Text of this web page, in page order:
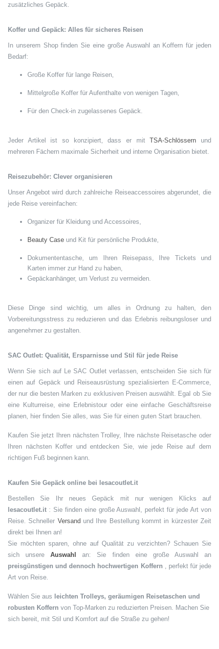
zusätzliches Gepäck.
Koffer und Gepäck: Alles für sicheres Reisen
In unserem Shop finden Sie eine große Auswahl an Koffern für jeden
Bedarf:
Große Koffer für lange Reisen,
Mittelgroße Koffer für Aufenthalte von wenigen Tagen,
Für den Check-in zugelassenes Gepäck.
Jeder Artikel ist so konzipiert, dass er mitTSA-Schlössern und
mehreren Fächern maximale Sicherheit und interne Organisation bietet.
Reisezubehör: Clever organisieren
Unser Angebot wird durch zahlreiche Reiseaccessoires abgerundet, die
jede Reise vereinfachen:
Organizer für Kleidung und Accessoires,
Beauty Case und Kit für persönliche Produkte,
Dokumententasche, um Ihren Reisepass, Ihre Tickets und
Karten immer zur Hand zu haben,
Gepäckanhänger, um Verlust zu vermeiden.
Diese Dinge sind wichtig, um alles in Ordnung zu halten, den
Vorbereitungsstress zu reduzieren und das Erlebnis reibungsloser und
angenehmer zu gestalten.
SAC Outlet: Qualität, Ersparnisse und Stil für jede Reise
Wenn Sie sich auf Le SAC Outlet verlassen, entscheiden Sie sich für
einen auf Gepäck und Reiseausrüstung spezialisierten E-Commerce,
der nur die besten Marken zu exklusiven Preisen auswählt. Egal ob Sie
eine Kulturreise, eine Erlebnistour oder eine einfache Geschäftsreise
planen, hier finden Sie alles, was Sie für einen guten Start brauchen.
Kaufen Sie jetzt Ihren nächsten Trolley, Ihre nächste Reisetasche oder
Ihren nächsten Koffer und entdecken Sie, wie jede Reise auf dem
richtigen Fuß beginnen kann.
Kaufen Sie Gepäck online bei lesacoutlet.it
Bestellen Sie Ihr neues Gepäck mit nur wenigen Klicks auf
lesacoutlet.it : Sie finden eine große Auswahl, perfekt für jede Art von
Reise. Schneller Versandund Ihre Bestellung kommt in kürzester Zeit
direkt bei Ihnen an!
Sie möchten sparen, ohne auf Qualität zu verzichten? Schauen Sie
sich unsereAuswahl an: Sie finden eine große Auswahl an
preisgünstigen und dennoch hochwertigen Koffern , perfekt für jede
Art von Reise.
Wählen Sie aus leichten Trolleys, geräumigen Reisetaschen und
robusten Koffern von Top-Marken zu reduzierten Preisen. Machen Sie
sich bereit, mit Stil und Komfort auf die Straße zu gehen!